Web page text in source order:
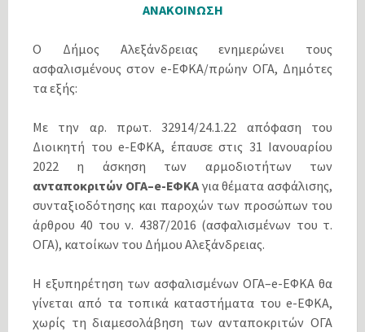
ΑΝΑΚΟΙΝΩΣΗ
Ο Δήμος Αλεξάνδρειας ενημερώνει τους
ασφαλισμένους στον e-ΕΦΚΑ/πρώην ΟΓΑ, Δημότες
τα εξής:
Με την αρ. πρωτ. 32914/24.1.22 απόφαση του
Διοικητή του e-ΕΦΚΑ, έπαυσε στις 31 Ιανουαρίου
2022 η άσκηση των αρμοδιοτήτων των
ανταποκριτών ΟΓΑ–e-ΕΦΚΑγια θέματα ασφάλισης,
συνταξιοδότησης και παροχών των προσώπων του
άρθρου 40 του ν. 4387/2016 (ασφαλισμένων του τ.
ΟΓΑ), κατοίκων του Δήμου Αλεξάνδρειας.
Η εξυπηρέτηση των ασφαλισμένων ΟΓΑ–e-ΕΦΚΑ θα
γίνεται από τα τοπικά καταστήματα του e-ΕΦΚΑ,
χωρίς τη διαμεσολάβηση των ανταποκριτών ΟΓΑ